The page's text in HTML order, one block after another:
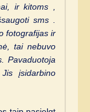
ir kitoms ,
sms .
fotografijas ir
tai nebuvo
Pavaduotoja
įsidarbino